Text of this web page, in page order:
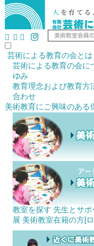
芸術による教育の会とは
芸術による教育の会に
ゆみ
教育理念および教育方
合わせ
美術教育にご興味のある
教室を探す 先生とサポ
展 美術教室在籍の方[